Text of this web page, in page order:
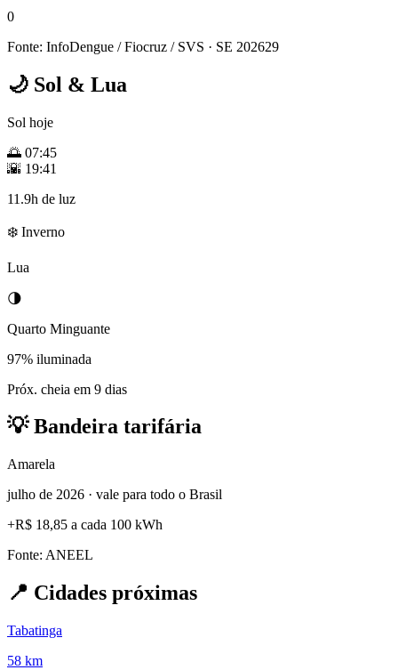
0
Fonte: InfoDengue / Fiocruz / SVS · SE 202629
🌙 Sol & Lua
Sol hoje
🌅 07:45
🌇 19:41
11.9h de luz
❄️ Inverno
Lua
🌗
Quarto Minguante
97% iluminada
Próx. cheia em 9 dias
💡Bandeira tarifária
Amarela
julho de 2026 · vale para todo o Brasil
+R$ 18,85 a cada 100 kWh
Fonte: ANEEL
📍 Cidades próximas
Tabatinga
58 km